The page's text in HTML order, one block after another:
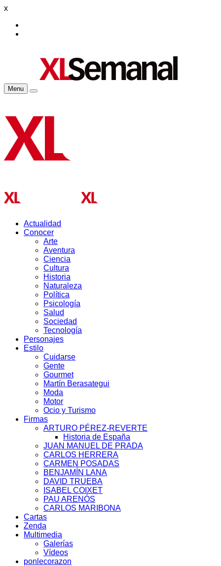
x
Menu
Actualidad
Conocer
Arte
Aventura
Ciencia
Cultura
Historia
Naturaleza
Política
Psicología
Salud
Sociedad
Tecnología
Personajes
Estilo
Cuidarse
Gente
Gourmet
Martín Berasategui
Moda
Motor
Ocio y Turismo
Firmas
ARTURO PÉREZ-REVERTE
Historia de España
JUAN MANUEL DE PRADA
CARLOS HERRERA
CARMEN POSADAS
BENJAMÍN LANA
DAVID TRUEBA
ISABEL COIXET
PAU ARENÓS
CARLOS MARIBONA
Cartas
Zenda
Multimedia
Galerías
Vídeos
ponlecorazon